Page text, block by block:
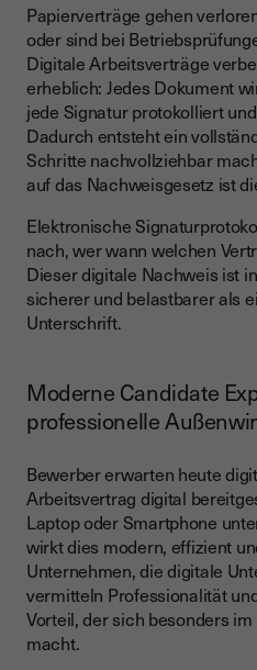
Papierverträge gehen
oder sind bei
Digitale Arbeitsverträge
erheblich: Jedes Dokument
jede Signatur protokolliert
Dadurch entsteht ein
Schritte nachvollziehbar
auf das Nachweisgesetz ist
Elektronische
nach, wer wann welchen
Dieser digitale Nachweis ist
sicherer und belastbarer als
Unterschrift.
Moderne Candidate
professionelle
Bewerber erwarten heute
Arbeitsvertrag digital
Laptop oder Smartphone
wirkt dies modern, effizient
Unternehmen, die digitale
vermitteln Professionalität
Vorteil, der sich besonders
macht.